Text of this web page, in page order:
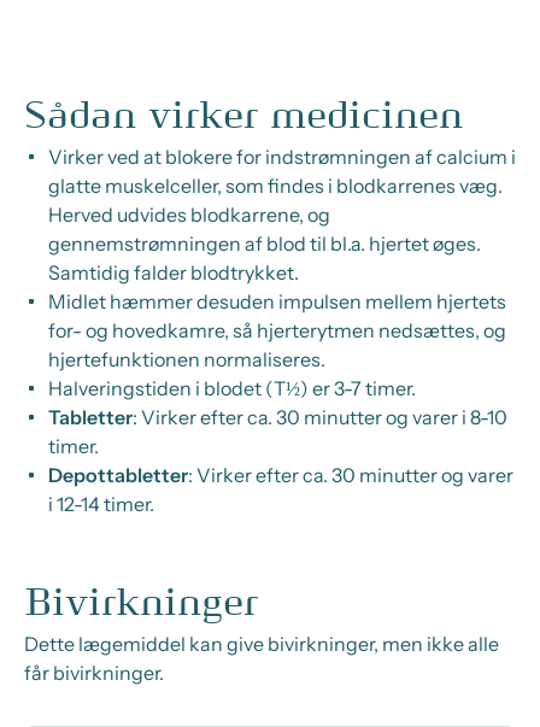
Sådan virker medicinen
Virker ved at blokere for indstrømningen af calcium i
glatte muskelceller, som findes i blodkarrenes væg.
Herved udvides blodkarrene, og
gennemstrømningen af blod til bl.a. hjertet øges.
Samtidig falder blodtrykket.
Midlet hæmmer desuden impulsen mellem hjertets
for- og hovedkamre, så hjerterytmen nedsættes, og
hjertefunktionen normaliseres.
Halveringstiden i blodet (T½) er 3-7 timer.
Tabletter: Virker efter ca. 30 minutter og varer i 8-10
timer.
Depottabletter: Virker efter ca. 30 minutter og varer
i 12-14 timer.
Bivirkninger
Dette lægemiddel kan give bivirkninger, men ikke alle
får bivirkninger.